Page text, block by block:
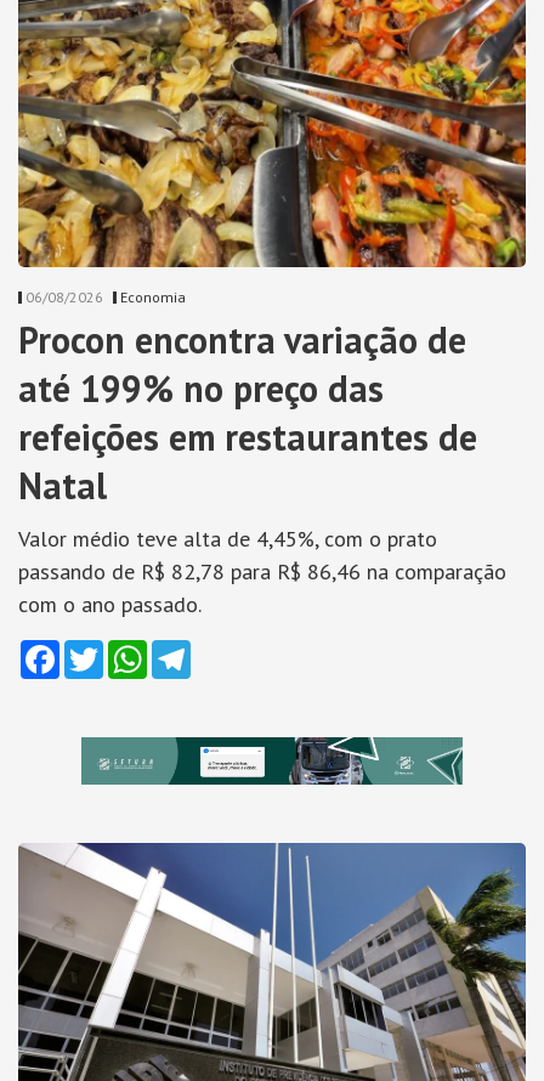
06/08/2026 Economia
Procon encontra variação de
até 199% no preço das
refeições em restaurantes de
Natal
Valor médio teve alta de 4,45%, com o prato
passando de R$ 82,78 para R$ 86,46 na comparação
com o ano passado.
Facebook
TwitterWhatsApp